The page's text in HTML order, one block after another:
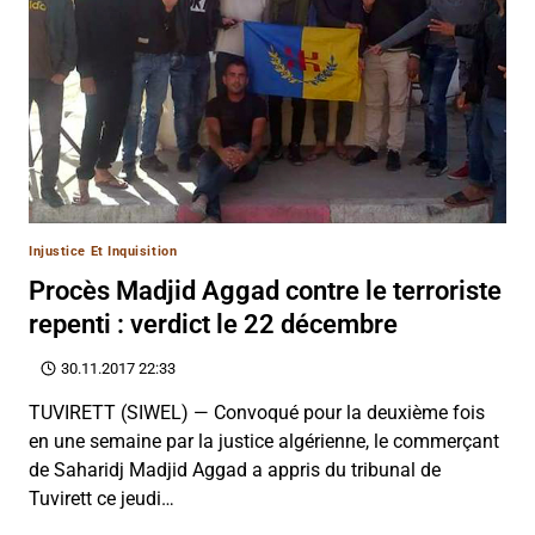
Injustice Et Inquisition
Procès Madjid Aggad contre le terroriste
repenti : verdict le 22 décembre
30.11.2017 22:33
TUVIRETT (SIWEL) — Convoqué pour la deuxième fois
en une semaine par la justice algérienne, le commerçant
de Saharidj Madjid Aggad a appris du tribunal de
Tuvirett ce jeudi…